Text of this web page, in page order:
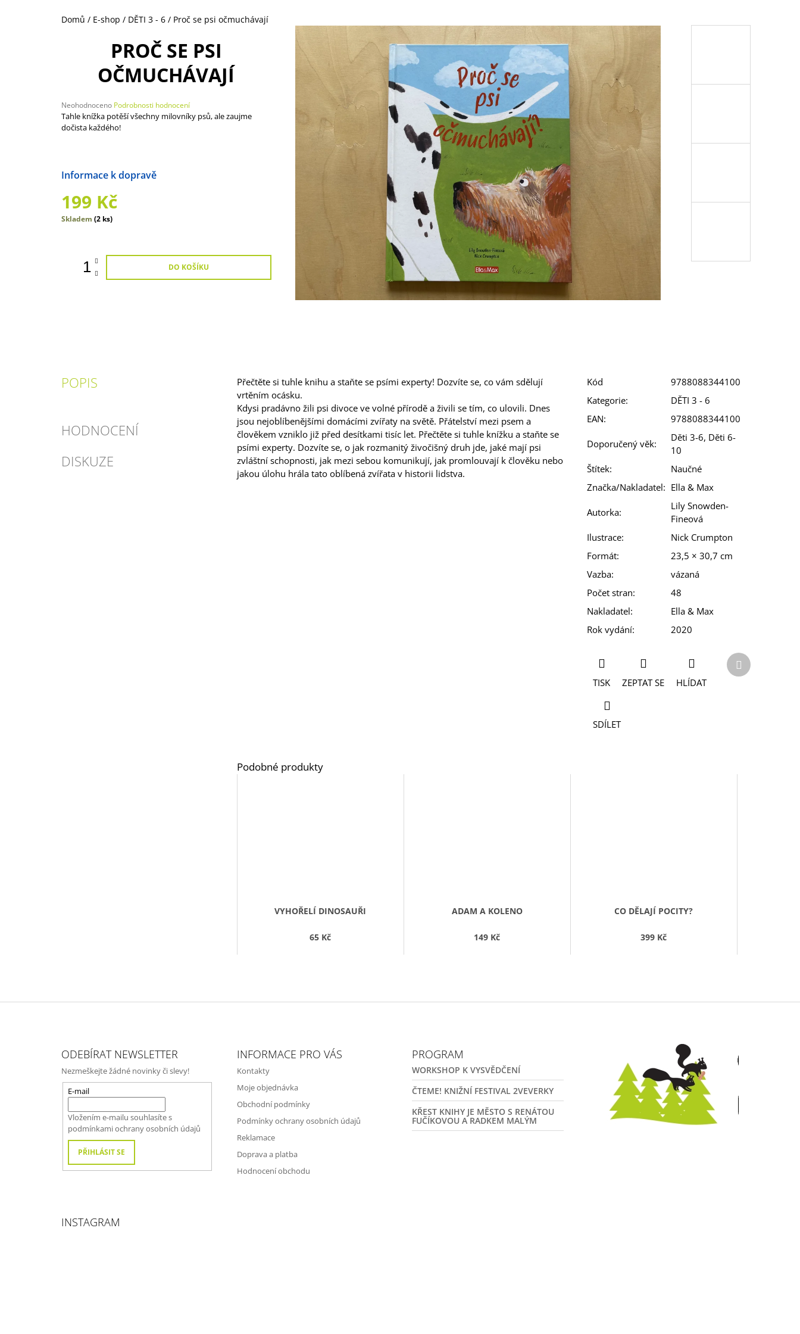
Domů / E-shop / DĚTI 3 - 6 / Proč se psi očmuchávají
PROČ SE PSI
OČMUCHÁVAJÍ
Průměrné
hodnocení
produktu
hvězdiček.
Neohodnoceno Podrobnosti hodnocení
Tahle knížka potěší všechny milovníky psů, ale zaujme
dočista každého!
199 Kč
Měrná
Skladem (2 ks)
DO KOŠÍKU
POPIS
HODNOCENÍ
DISKUZE
Přečtěte si tuhle knihu a staňte se psími experty! Dozvíte se, co vám sdělují
vrtěním ocásku.
Kdysi pradávno žili psi divoce ve volné přírodě a živili se tím, co ulovili. Dnes
jsou nejoblíbenějšími domácími zvířaty na světě. Přátelství mezi psem a
člověkem vzniklo již před desítkami tisíc let. Přečtěte si tuhle knížku a staňte se
psími experty. Dozvíte se, o jak rozmanitý živočišný druh jde, jaké mají psi
zvláštní schopnosti, jak mezi sebou komunikují, jak promlouvají k člověku nebo
jakou úlohu hrála tato oblíbená zvířata v historii lidstva.
Kód
9788088344100
Kategorie:
DĚTI 3 - 6
EAN: 9788088344100
Doporučený věk:
Děti 3-6, Děti 6-
10
Štítek:
Naučné
Značka/Nakladatel: Ella & Max
Autorka:
Lily Snowden-
Fineová
Ilustrace:
Nick Crumpton
Formát:
23,5 × 30,7 cm
Vazba:
vázaná
Počet stran:
48
Nakladatel:
Ella & Max
Rok vydání: 2020
TISK ZEPTAT SE HLÍDAT
SDÍLET
VYHOŘELÍ DINOSAUŘI
65 Kč
ADAM A KOLENO
149 Kč
CO DĚLAJÍ POCITY?
399 Kč
Další
produkt
ODEBÍRAT NEWSLETTER
Nezmeškejte žádné novinky či slevy!
E-mail
Vložením e-mailu souhlasíte s
podmínkami ochrany osobních údajů
PŘIHLÁSIT SE
INFORMACE PRO VÁS
Kontakty
Moje objednávka
Obchodní podmínky
Podmínky ochrany osobních údajů
Reklamace
Doprava a platba
Hodnocení obchodu
PROGRAM
WORKSHOP K VYSVĚDČENÍ
ČTEME! KNIŽNÍ FESTIVAL 2VEVERKY
KŘEST KNIHY JE MĚSTO S RENÁTOU
FUČÍKOVOU A RADKEM MALÝM
INSTAGRAM